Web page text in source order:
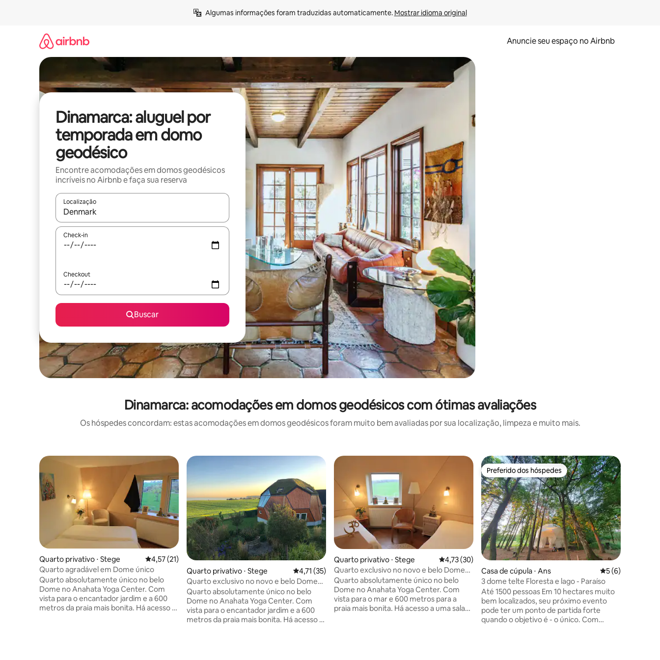
Algumas informações foram traduzidas automaticamente. Mostrar idioma original
Anuncie seu espaço no Airbnb
Dinamarca: aluguel por
temporada em domo
geodésico
Encontre acomodações em domos geodésicos
incríveis no Airbnb e faça sua reserva
Localização
Quando os resultados estiverem disponíveis, explore-os usando as seta para cima e para baixo do teclado ou tocando e deslizando o dedo na tela.
Check-in
Checkout
Buscar
Dinamarca: acomodações em domos geodésicos com ótimas avaliações
Os hóspedes concordam: estas acomodações em domos geodésicos foram muito bem avaliadas por sua localização, limpeza e muito mais.
Quarto privativo ⋅ Stege 4,57 de uma avaliação média de 5, 21 avaliações
4,57 (21)
Quarto agradável em Dome único
Quarto absolutamente único no belo
Dome no Anahata Yoga Center. Com
vista para o encantador jardim e a 600
metros da praia mais bonita. Há acesso a
Quarto privativo ⋅ Stege 4,71 de uma avaliação média de 5, 35 avaliações
4,71 (35)
Quarto exclusivo no novo e belo Dome
com vista para o mar
Quarto absolutamente único no belo
Dome no Anahata Yoga Center. Com
vista para o encantador jardim e a 600
metros da praia mais bonita. Há acesso a
Quarto privativo ⋅ Stege 4,73 de uma avaliação média de 5, 30 avaliações
4,73 (30)
Quarto exclusivo no novo e belo Dome
com vista para o mar
Quarto absolutamente único no belo
Dome no Anahata Yoga Center. Com
vista para o mar e 600 metros para a
praia mais bonita. Há acesso a uma sala
Preferido dos hóspedes
Preferido dos hóspedes
Casa de cúpula ⋅ Ans 5 de uma
5 (6)
3 dome telte Floresta e lago - Paraíso
Até 1500 pessoas Em 10 hectares muito
bem localizados, seu próximo evento
pode ter um ponto de partida forte
quando o objetivo é - o único. Com